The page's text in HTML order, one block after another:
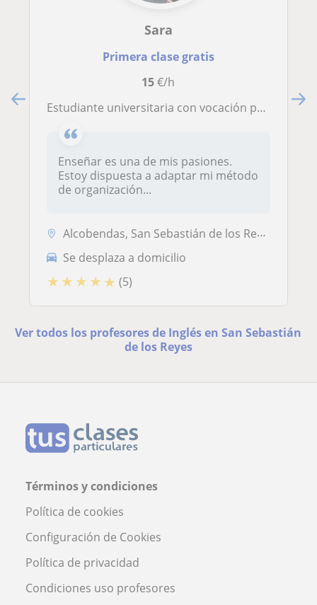
Sara
Primera clase gratis
15€/h
Estudiante universitaria con vocación por la enseñanza. Dispuesta a impartir clases de refuerzo de cualquier asignatura.
Enseñar es una de mis pasiones.
Estoy dispuesta a adaptar mi método
de organización...
Alcobendas, San Sebastián de los Reyes
Se desplaza a domicilio
★ ★ ★ ★ ★ (5)
Ver todos los profesores de Inglés en San Sebastián
de los Reyes
Términos y condiciones
Política de cookies
Configuración de Cookies
Política de privacidad
Condiciones uso profesores